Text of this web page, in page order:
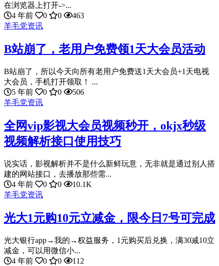
在浏览器上打开->...
4 年前
0 0
463
羊毛党资讯
B站崩了，老用户免费领1天大会员活动
B站崩了，所以今天向所有老用户免费送1天大会员+1天电视
大会员，手机打开领取！ ...
5 年前
0 0
506
羊毛党资讯
全网vip影视大会员视频秒开，okjx秒级
视频解析接口使用技巧
说实话，影视解析并不是什么新鲜玩意，无非就是通过别人搭
建的网站接口，去播放那些需...
4 年前
0 0
10.1K
羊毛党资讯
光大1元购10元立减金，限今日7号可完成
光大银行app→我的→权益服务，1元购买后兑换，满30减10立
减金，可以用微信小...
4 年前
0 0
112